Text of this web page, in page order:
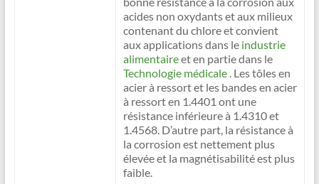
acides non oxydants et aux milieux
contenant du chlore et convient
aux applications dans leindustrie
alimentaireet en partie dans le
Technologie médicale. Les tôles en
acier à ressort et les bandes en acier
à ressort en 1.4401 ont une
résistance inférieure à 1.4310 et
1.4568. D’autre part, la résistance à
la corrosion est nettement plus
élevée et la magnétisabilité est plus
faible.